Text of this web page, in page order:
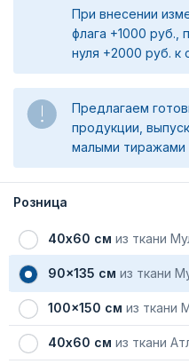
При внесении
флага +1000 руб.,
нуля +2000 руб. к
Предлагаем
продукции,
малыми тиражами
Розница
40х60 см из ткани
90x135 см из ткани
100x150 см из ткани
40х60 см из ткани